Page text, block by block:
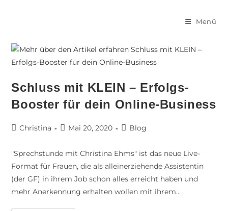
Menü
Schluss mit KLEIN – Erfolgs-
Booster für dein Online-Business
Christina Mai 20, 2020 Blog
"Sprechstunde mit Christina Ehms" ist das neue Live-
Format für Frauen, die als alleinerziehende Assistentin
(der GF) in ihrem Job schon alles erreicht haben und
mehr Anerkennung erhalten wollen mit ihrem…